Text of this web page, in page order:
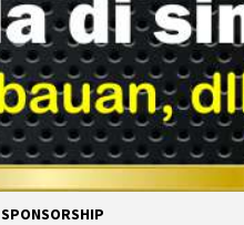
SPONSORSHIP